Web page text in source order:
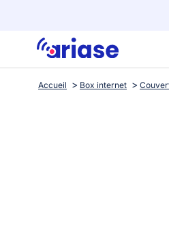
Accueil Box internet